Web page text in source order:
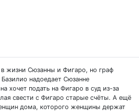
жизни Сюзанны и Фигаро, но граф
надоедает Сюзанне
хочет подать на Фигаро в суд из-за
свести с Фигаро старые счёты. А ещё
дома, которого женщины держат